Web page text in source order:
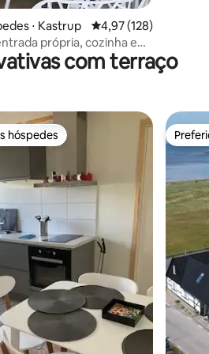
⋅ Kastrup 4,97 de uma
4,97 (128)
própria, cozinha e
com terraço
de 5, 175 avaliações
hóspedes
hóspedes